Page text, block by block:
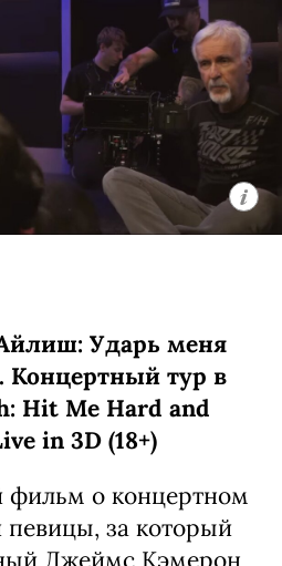
Уличные
Alley Cats,
черная комедия
британских
себя насколько
и вызывающе,
придумал
ставший
родине, а затем и
К слову,
по имени Гас,